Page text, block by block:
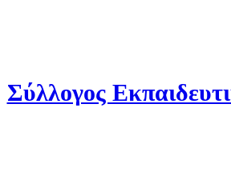
Σύλλογος